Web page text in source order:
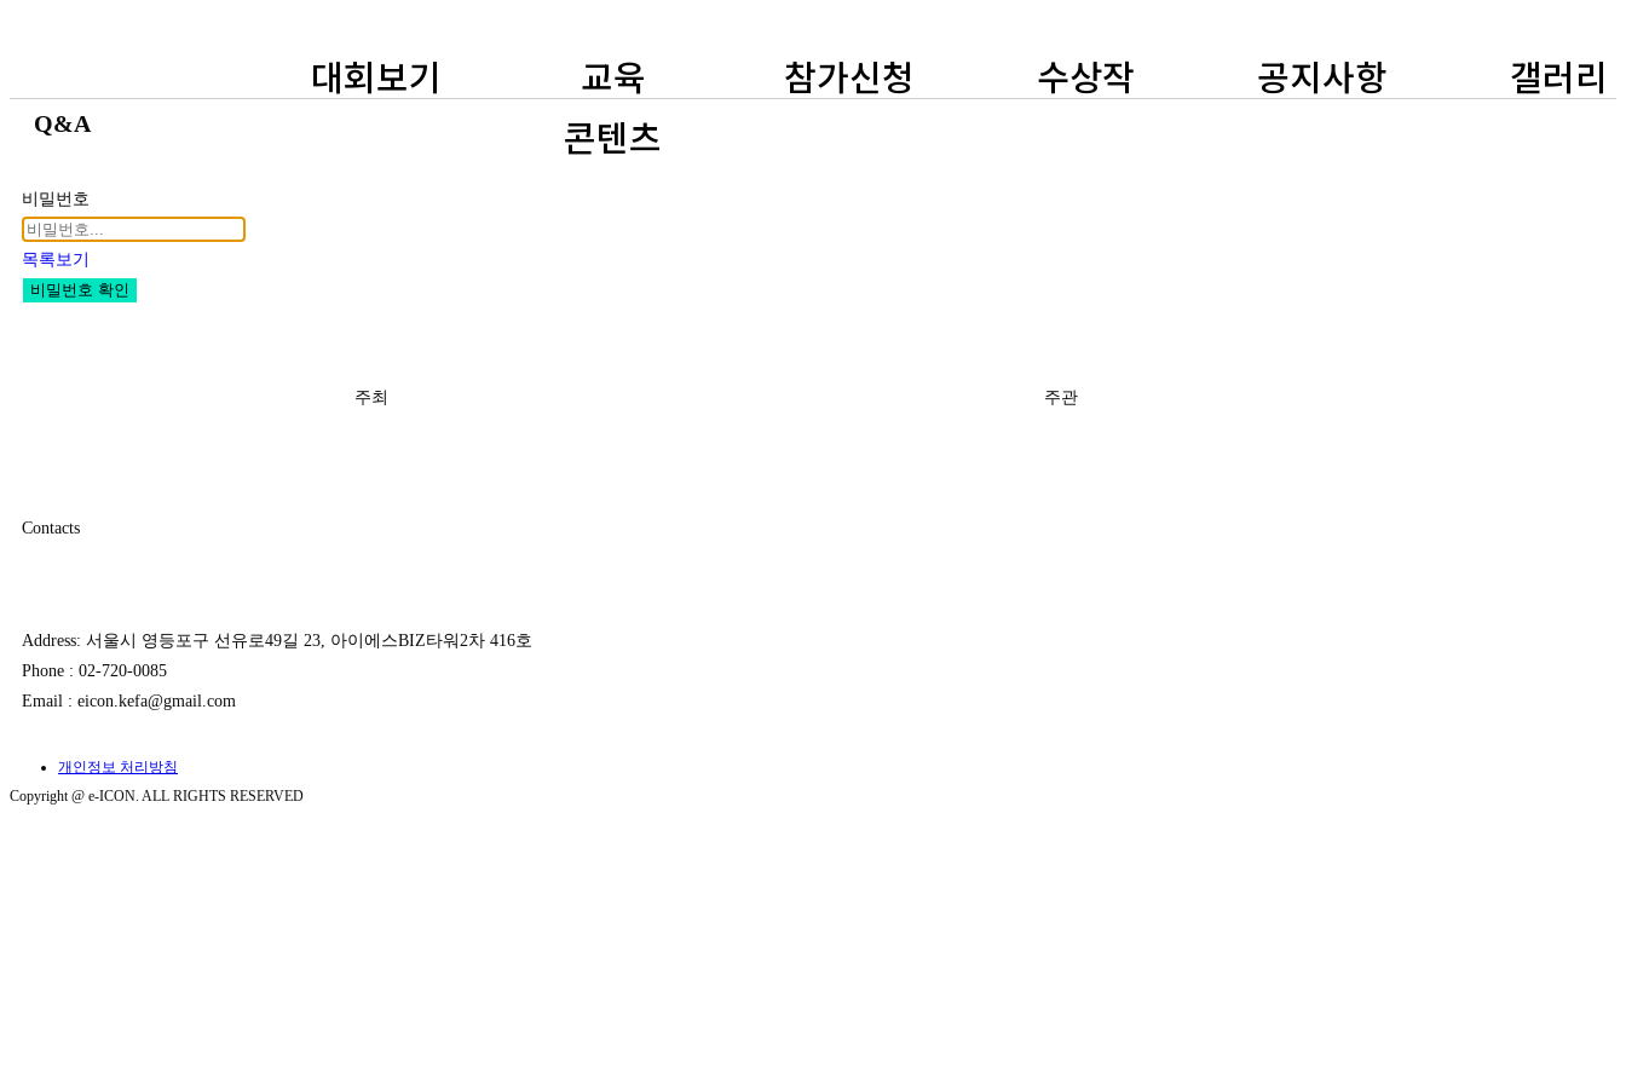
대회보기
교육
콘텐츠
참가신청 수상작 공지사항 갤러리
Q&A
비밀번호
목록보기
비밀번호 확인
주최 주관
Contacts
Address: 서울시 영등포구 선유로49길 23, 아이에스BIZ타워2차 416호
Phone : 02-720-0085
Email : eicon.kefa@gmail.com
개인정보 처리방침
Copyright @ e-ICON. ALL RIGHTS RESERVED